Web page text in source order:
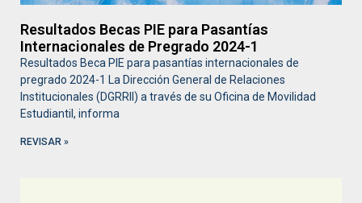
Resultados Becas PIE para Pasantías
Internacionales de Pregrado 2024-1
Resultados Beca PIE para pasantías internacionales de
pregrado 2024-1 La Dirección General de Relaciones
Institucionales (DGRRII) a través de su Oficina de Movilidad
Estudiantil, informa
REVISAR »